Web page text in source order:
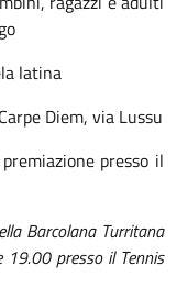
latina
Diem, via Lussu
presso il
Barcolana Turritana
19.00 presso il Tennis